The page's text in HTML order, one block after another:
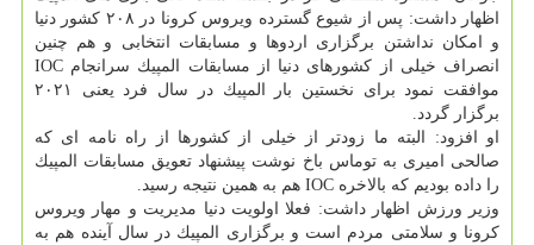
اظهار داشت: پس از شیوع گسترده ویروس كرونا در ۲۰۸ كشور دنیا
و امكان نداشتن برگزاری اردوها و مسابقات انتخابی و هم چنین
انصراف خیلی از كشورهای دنیا از مسابقات المپیك سرانجام IOC
موافقت نمود برای نخستین بار المپیك در سال فرد یعنی ۲۰۲۱
برگزار گردد.
او افزود: البته ما زودتر از خیلی از كشورها از راه نامه ای كه
صالحی امیری به توماس باخ نوشت پیشنهاد تعویق مسابقات المپیك
را داده بودیم كه بالاخره IOC هم به همین نتیجه رسید.
وزیر ورزش اظهار داشت: فعلا اولویت دنیا مدیریت و مهار ویروس
كرونا و سلامتی مردم است و برگزاری المپیك در سال آینده هم به